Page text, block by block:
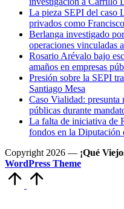
La pieza SEPI del caso
privados como
Berlanga investigado
operaciones vinculadas
Rosario Arévalo bajo
amaños en empresas
Presión sobre la SEPI
Santiago Mesa
Caso Vialidad: presunta
públicas durante
La falta de iniciativa de
fondos en la Diputación
Copyright 2026 — ¡Qué
WordPress Theme